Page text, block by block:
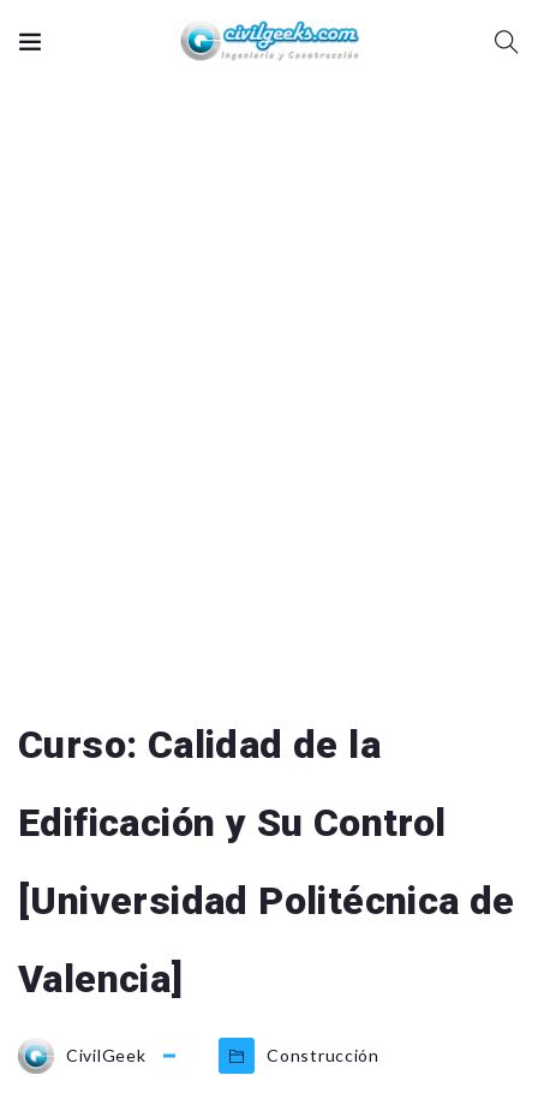
Curso: Calidad de la
Edificación y Su Control
[Universidad Politécnica de
Valencia]
CivilGeek Construcción